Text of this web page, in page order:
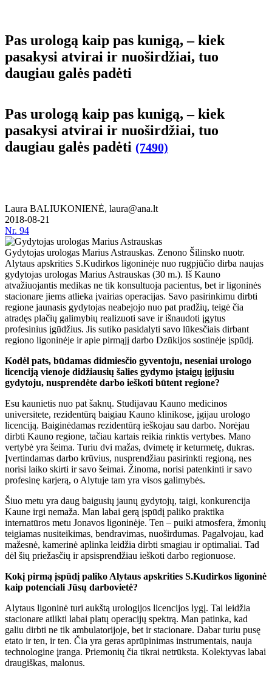
Pas urologą kaip pas kunigą, – kiek
pasakysi atvirai ir nuoširdžiai, tuo
daugiau galės padėti
Pas urologą kaip pas kunigą, – kiek
pasakysi atvirai ir nuoširdžiai, tuo
daugiau galės padėti (7490)
Laura BALIUKONIENĖ, laura@ana.lt
2018-08-21
Nr. 94
Gydytojas urologas Marius Astrauskas. Zenono Šilinsko nuotr.
Alytaus apskrities S.Kudirkos ligoninėje nuo rugpjūčio dirba naujas
gydytojas urologas Marius Astrauskas (30 m.). Iš Kauno
atvažiuojantis medikas ne tik konsultuoja pacientus, bet ir ligoninės
stacionare jiems atlieka įvairias operacijas. Savo pasirinkimu dirbti
regione jaunasis gydytojas neabejojo nuo pat pradžių, teigė čia
atradęs plačių galimybių realizuoti save ir išnaudoti įgytus
profesinius įgūdžius. Jis sutiko pasidalyti savo lūkesčiais dirbant
regiono ligoninėje ir apie pirmąjį darbo Dzūkijos sostinėje įspūdį.
Kodėl pats, būdamas didmiesčio gyventoju, neseniai urologo
licenciją vienoje didžiausių šalies gydymo įstaigų įgijusiu
gydytoju, nusprendėte darbo ieškoti būtent regione?
Esu kaunietis nuo pat šaknų. Studijavau Kauno medicinos
universitete, rezidentūrą baigiau Kauno klinikose, įgijau urologo
licenciją. Baiginėdamas rezidentūrą ieškojau sau darbo. Norėjau
dirbti Kauno regione, tačiau kartais reikia rinktis vertybes. Mano
vertybė yra šeima. Turiu dvi mažas, dvimetę ir keturmetę, dukras.
Įvertindamas darbo krūvius, nusprendžiau pasirinkti regioną, nes
norisi laiko skirti ir savo šeimai. Žinoma, norisi patenkinti ir savo
profesinę karjerą, o Alytuje tam yra visos galimybės.
Šiuo metu yra daug baigusių jaunų gydytojų, taigi, konkurencija
Kaune irgi nemaža. Man labai gerą įspūdį paliko praktika
internatūros metu Jonavos ligoninėje. Ten – puiki atmosfera, žmonių
teigiamas nusiteikimas, bendravimas, nuoširdumas. Pagalvojau, kad
mažesnė, kamerinė aplinka leidžia dirbti smagiau ir optimaliai. Tad
dėl šių priežasčių ir apsisprendžiau ieškoti darbo regionuose.
Kokį pirmą įspūdį paliko Alytaus apskrities S.Kudirkos ligoninė
kaip potenciali Jūsų darbovietė?
Alytaus ligoninė turi aukštą urologijos licencijos lygį. Tai leidžia
stacionare atlikti labai platų operacijų spektrą. Man patinka, kad
galiu dirbti ne tik ambulatorijoje, bet ir stacionare. Dabar turiu pusę
etato ir ten, ir ten. Čia yra geras aprūpinimas instrumentais, nauja
technologine įranga. Priemonių čia tikrai netrūksta. Kolektyvas labai
draugiškas, malonus.